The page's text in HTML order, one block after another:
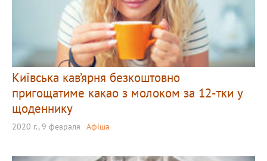
Київська кав’ярня безкоштовно
пригощатиме какао з молоком за 12-тки у
щоденнику
2020 г., 9 февраля Афіша